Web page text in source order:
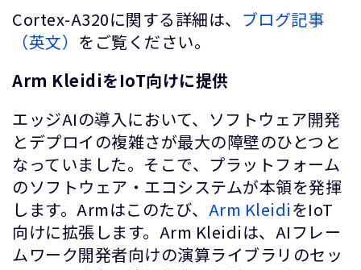
Cortex-A320に関する詳細は、 ブログ記事
（英文） をご覧ください。
Arm KleidiをIoT向けに提供
エッジAIの導入において、ソフトウェア開発
とデプロイの複雑さが最大の障壁のひとつと
なっていました。そこで、プラットフォーム
のソフトウェア・エコシステムが本領を発揮
します。Armはこのたび、 Arm KleidiをIoT
向けに拡張します。Arm Kleidiは、AIフレー
ムワーク開発者向けの演算ライブラリのセッ